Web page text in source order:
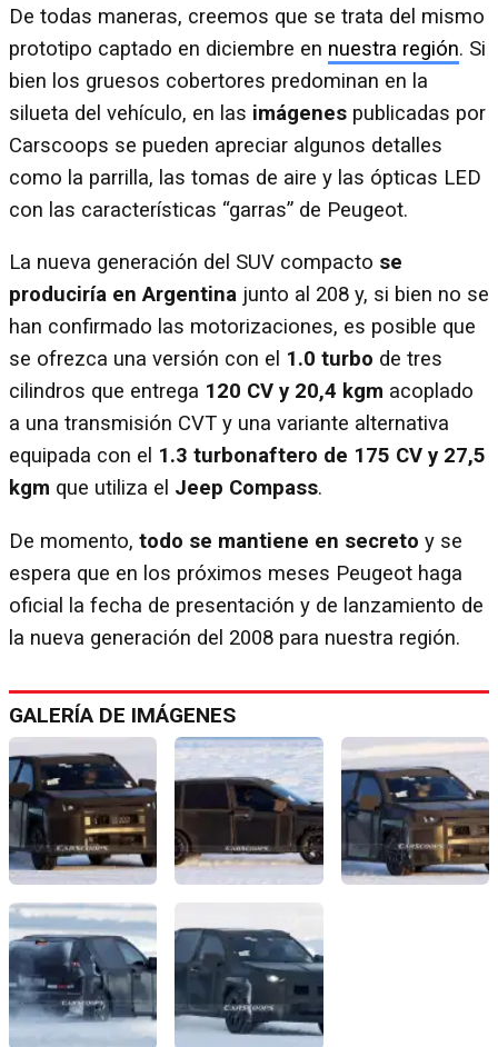
De todas maneras, creemos que se trata del mismo
prototipo captado en diciembre en nuestra región. Si
bien los gruesos cobertores predominan en la
silueta del vehículo, en las imágenes publicadas por
Carscoops se pueden apreciar algunos detalles
como la parrilla, las tomas de aire y las ópticas LED
con las características “garras” de Peugeot.
La nueva generación del SUV compacto se
produciría en Argentina junto al 208 y, si bien no se
han confirmado las motorizaciones, es posible que
se ofrezca una versión con el 1.0 turbo de tres
cilindros que entrega 120 CV y 20,4 kgm acoplado
a una transmisión CVT y una variante alternativa
equipada con el 1.3 turbonaftero de 175 CV y 27,5
kgm que utiliza el Jeep Compass.
De momento, todo se mantiene en secreto y se
espera que en los próximos meses Peugeot haga
oficial la fecha de presentación y de lanzamiento de
la nueva generación del 2008 para nuestra región.
GALERÍA DE IMÁGENES